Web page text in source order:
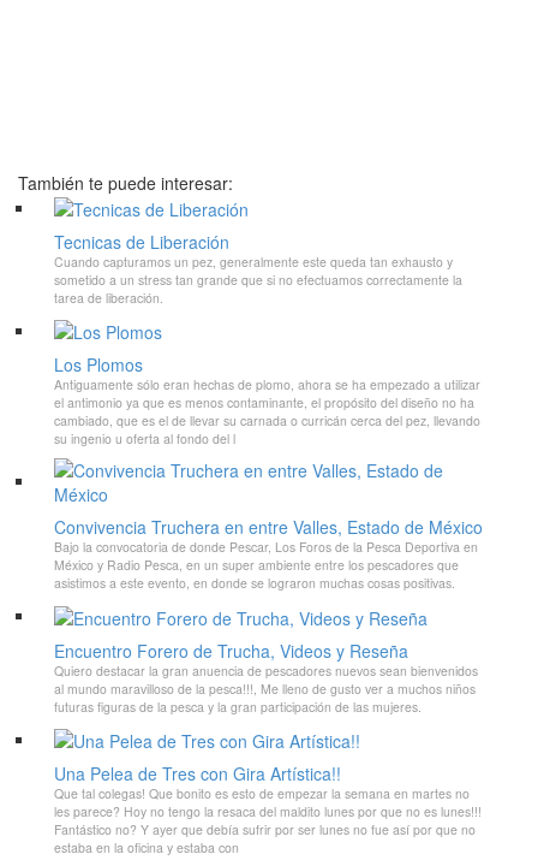
También te puede interesar:
Tecnicas de Liberación
Cuando capturamos un pez, generalmente este queda tan exhausto y
sometido a un stress tan grande que si no efectuamos correctamente la
tarea de liberación.
Los Plomos
Antiguamente sólo eran hechas de plomo, ahora se ha empezado a utilizar
el antimonio ya que es menos contaminante, el propósito del diseño no ha
cambiado, que es el de llevar su carnada o curricán cerca del pez, llevando
su ingenio u oferta al fondo del l
Convivencia Truchera en entre Valles, Estado de México
Bajo la convocatoria de donde Pescar, Los Foros de la Pesca Deportiva en
México y Radio Pesca, en un super ambiente entre los pescadores que
asistimos a este evento, en donde se lograron muchas cosas positivas.
Encuentro Forero de Trucha, Videos y Reseña
Quiero destacar la gran anuencia de pescadores nuevos sean bienvenidos
al mundo maravilloso de la pesca!!!, Me lleno de gusto ver a muchos niños
futuras figuras de la pesca y la gran participación de las mujeres.
Una Pelea de Tres con Gira Artística!!
Que tal colegas! Que bonito es esto de empezar la semana en martes no
les parece? Hoy no tengo la resaca del maldito lunes por que no es lunes!!!
Fantástico no? Y ayer que debía sufrir por ser lunes no fue así por que no
estaba en la oficina y estaba con